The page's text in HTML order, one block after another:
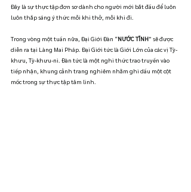
Đây là sự thực tập đơn sơ dành cho người mới bắt đầu để luôn
luôn thắp sáng ý thức mỗi khi thở, mỗi khi đi.
Trong vòng một tuần nữa, Đại Giới Đàn “NƯỚC TĨNH” sẽ được
diễn ra tại Làng Mai Pháp. Đại Giới tức là Giới Lớn của các vị Tỳ-
khưu, Tỳ-khưu-ni. Đàn tức là một nghi thức trao truyền vào
tiếp nhận, khung cảnh trang nghiêm nhằm ghi dấu một cột
mốc trong sự thực tập tâm linh.